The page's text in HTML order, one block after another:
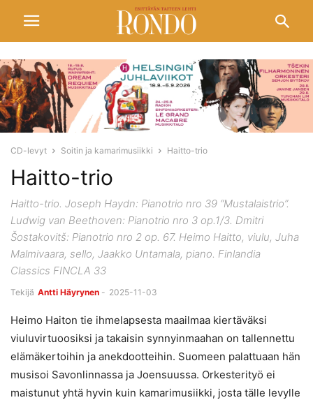
CD-levyt Soitin ja kamarimusiikki Haitto-trio
Haitto-trio
Haitto-trio. Joseph Haydn: Pianotrio nro 39 “Mustalaistrio”.
Ludwig van Beethoven: Pianotrio nro 3 op.1/3. Dmitri
Šostakovitš: Pianotrio nro 2 op. 67. Heimo Haitto, viulu, Juha
Malmivaara, sello, Jaakko Untamala, piano. Finlandia
Classics FINCLA 33
Tekijä Antti Häyrynen - 2025-11-03
Heimo Haiton tie ihmelapsesta maailmaa kiertäväksi
viuluvirtuoosiksi ja takaisin synnyinmaahan on tallennettu
elämäkertoihin ja anekdootteihin. Suomeen palattuaan hän
musisoi Savonlinnassa ja Joensuussa. Orkesterityö ei
maistunut yhtä hyvin kuin kamarimusiikki, josta tälle levylle